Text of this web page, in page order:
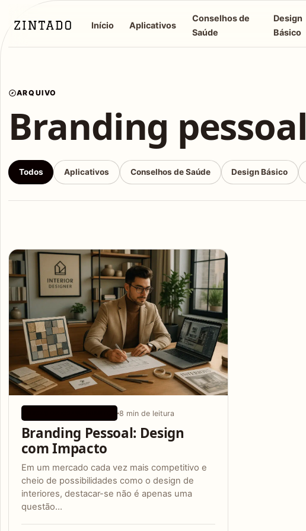
Início Aplicativos
Conselhos de
Saúde
Design
Básico
ARQUIVO
Branding pessoal
Todos Aplicativos Conselhos de Saúde Design Básico
Articles
8 min de leitura
Branding Pessoal: Design
com Impacto
Em um mercado cada vez mais competitivo e
cheio de possibilidades como o design de
interiores, destacar-se não é apenas uma
questão…